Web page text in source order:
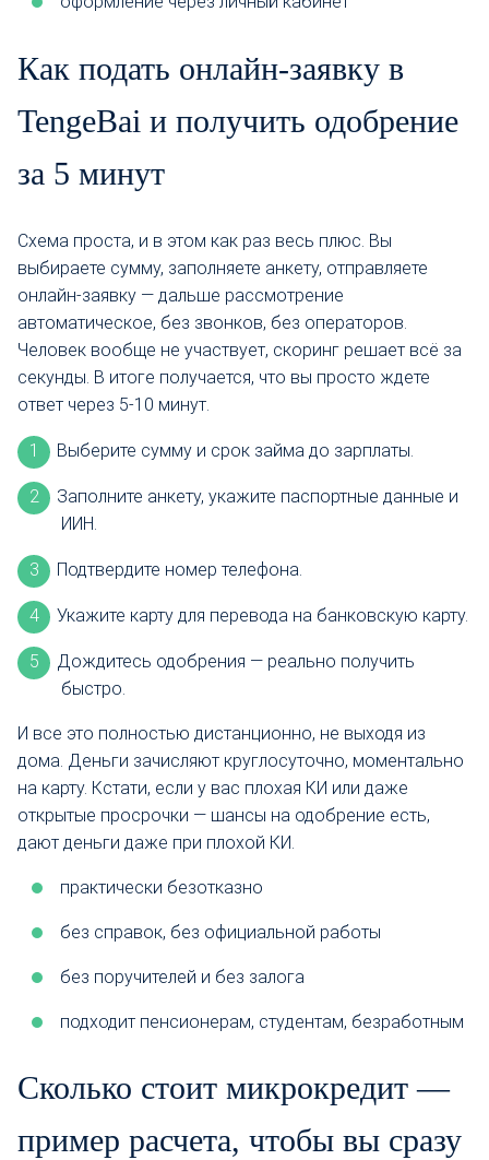
Как подать онлайн-заявку в
TengeBai и получить одобрение
за 5 минут
Схема проста, и в этом как раз весь плюс. Вы
выбираете сумму, заполняете анкету, отправляете
онлайн-заявку — дальше рассмотрение
автоматическое, без звонков, без операторов.
Человек вообще не участвует, скоринг решает всё за
секунды. В итоге получается, что вы просто ждете
ответ через 5-10 минут.
Выберите сумму и срок займа до зарплаты.
Заполните анкету, укажите паспортные данные и
ИИН.
Подтвердите номер телефона.
Укажите карту для перевода на банковскую карту.
Дождитесь одобрения — реально получить
быстро.
И все это полностью дистанционно, не выходя из
дома. Деньги зачисляют круглосуточно, моментально
на карту. Кстати, если у вас плохая КИ или даже
открытые просрочки — шансы на одобрение есть,
дают деньги даже при плохой КИ.
практически безотказно
без справок, без официальной работы
без поручителей и без залога
подходит пенсионерам, студентам, безработным
Сколько стоит микрокредит —
пример расчета, чтобы вы сразу